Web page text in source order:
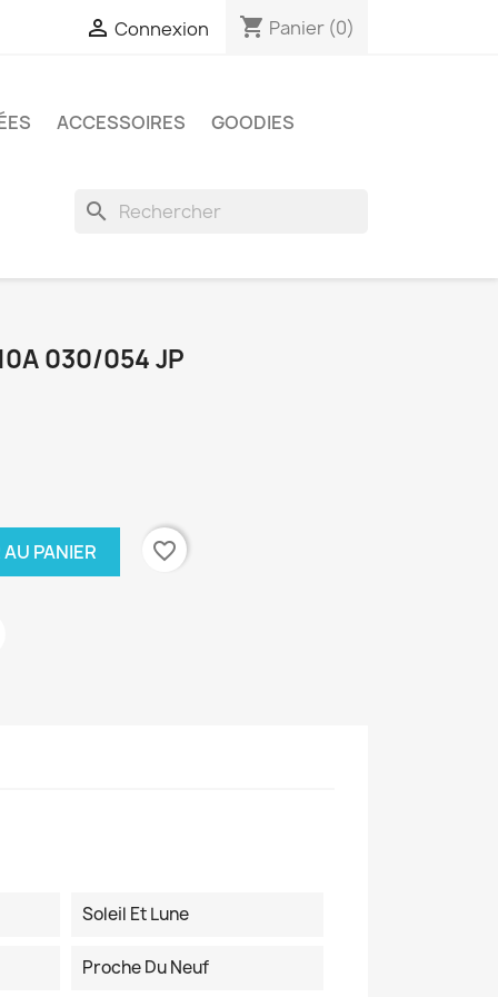
 Connexion shopping_cart Panier (0)
ACCESSOIRES
GOODIES
search
030/054 JP
PANIER favorite_border
Soleil Et Lune
Proche Du Neuf